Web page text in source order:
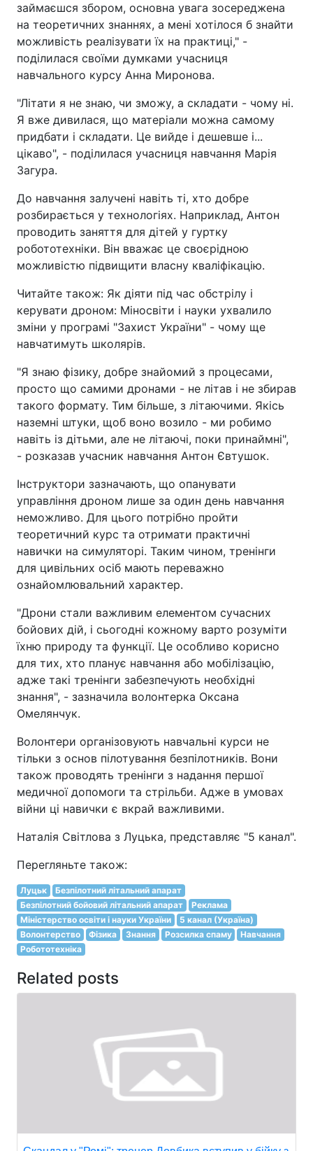
займаєшся збором, основна увага зосереджена
на теоретичних знаннях, а мені хотілося б знайти
можливість реалізувати їх на практиці," -
поділилася своїми думками учасниця
навчального курсу Анна Миронова.
"Літати я не знаю, чи зможу, а складати - чому ні.
Я вже дивилася, що матеріали можна самому
придбати і складати. Це вийде і дешевше і...
цікаво", - поділилася учасниця навчання Марія
Загура.
До навчання залучені навіть ті, хто добре
розбирається у технологіях. Наприклад, Антон
проводить заняття для дітей у гуртку
робототехніки. Він вважає це своєрідною
можливістю підвищити власну кваліфікацію.
Читайте також: Як діяти під час обстрілу і
керувати дроном: Міносвіти і науки ухвалило
зміни у програмі "Захист України" - чому ще
навчатимуть школярів.
"Я знаю фізику, добре знайомий з процесами,
просто що самими дронами - не літав і не збирав
такого формату. Тим більше, з літаючими. Якісь
наземні штуки, щоб воно возило - ми робимо
навіть із дітьми, але не літаючі, поки принаймні",
- розказав учасник навчання Антон Євтушок.
Інструктори зазначають, що опанувати
управління дроном лише за один день навчання
неможливо. Для цього потрібно пройти
теоретичний курс та отримати практичні
навички на симуляторі. Таким чином, тренінги
для цивільних осіб мають переважно
ознайомлювальний характер.
"Дрони стали важливим елементом сучасних
бойових дій, і сьогодні кожному варто розуміти
їхню природу та функції. Це особливо корисно
для тих, хто планує навчання або мобілізацію,
адже такі тренінги забезпечують необхідні
знання", - зазначила волонтерка Оксана
Омелянчук.
Волонтери організовують навчальні курси не
тільки з основ пілотування безпілотників. Вони
також проводять тренінги з надання першої
медичної допомоги та стрільби. Адже в умовах
війни ці навички є вкрай важливими.
Наталія Світлова з Луцька, представляє "5 канал".
Перегляньте також:
Луцьк
Безпілотний літальний апарат
Безпілотний бойовий літальний апарат
Реклама
Міністерство освіти і науки України
5 канал (Україна)
Волонтерство
Фізика Знання Розсилка спаму
Навчання
Робототехніка
Related posts